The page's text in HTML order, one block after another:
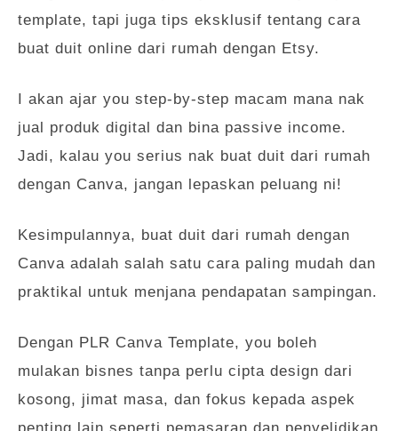
template, tapi juga tips eksklusif tentang cara
buat duit online dari rumah dengan Etsy.
I akan ajar you step-by-step macam mana nak
jual produk digital dan bina passive income.
Jadi, kalau you serius nak buat duit dari rumah
dengan Canva, jangan lepaskan peluang ni!
Kesimpulannya, buat duit dari rumah dengan
Canva adalah salah satu cara paling mudah dan
praktikal untuk menjana pendapatan sampingan.
Dengan PLR Canva Template, you boleh
mulakan bisnes tanpa perlu cipta design dari
kosong, jimat masa, dan fokus kepada aspek